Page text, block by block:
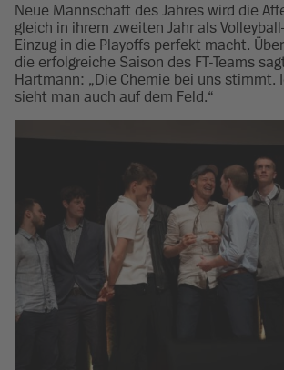
Neue Mannschaft des Jahres wird die
gleich in ihrem zweiten Jahr als
Einzug in die Playoffs perfekt macht.
die erfolgreiche Saison des FT-Teams
Hartmann: „Die Chemie bei uns stimmt.
sieht man auch auf dem Feld.“